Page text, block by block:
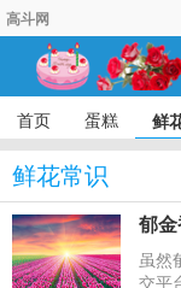
高斗网
首页 蛋糕 鲜
鲜花常识
虽然
交平